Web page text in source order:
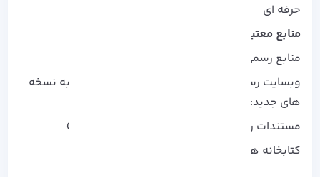
حرفه‌ ای
منابع معتبر و به روز برای یادگیری و توسعه ++C
منابع رسمی و استانداردها: ISO C++ Foundation
وبسایت رسمی استاندارد زبان ++C و اخبار مربوط به نسخه‌
های جدید: isocpp.org
مستندات رسمی GCC (GNU Compiler Collection)
کتابخانه‌ ها و فریم‌ ورک‌ها: Boost C++ Libraries